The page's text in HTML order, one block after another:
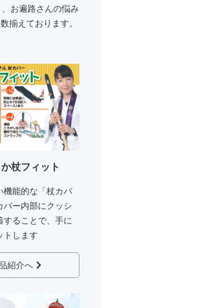
お遍路さんの悩み
揃えております。
杖フィット
機能的な「杖カバ
バー内部にクッシ
することで、手に
トします
紹介へ